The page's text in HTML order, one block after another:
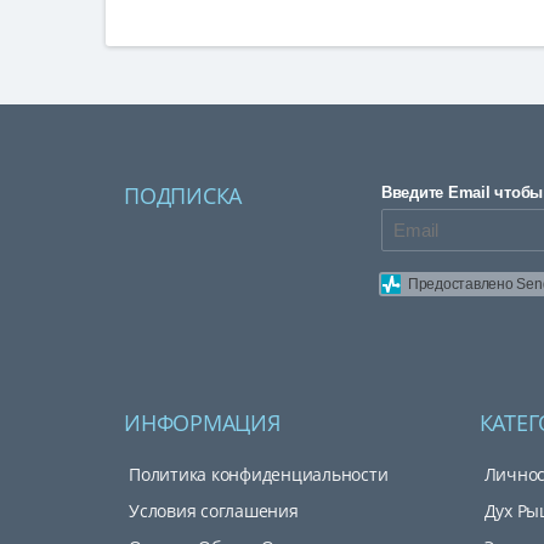
можно
ПОДПИСКА Введите Email
Предоставлено
ИНФОРМАЦИЯ
Политика конфиденциальности
Условия соглашения
Дух